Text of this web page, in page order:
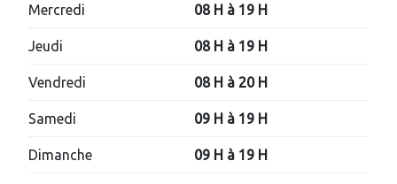
Mercredi 08 H à 19 H
Jeudi 08 H à 19 H
Vendredi 08 H à 20 H
Samedi 09 H à 19 H
Dimanche 09 H à 19 H